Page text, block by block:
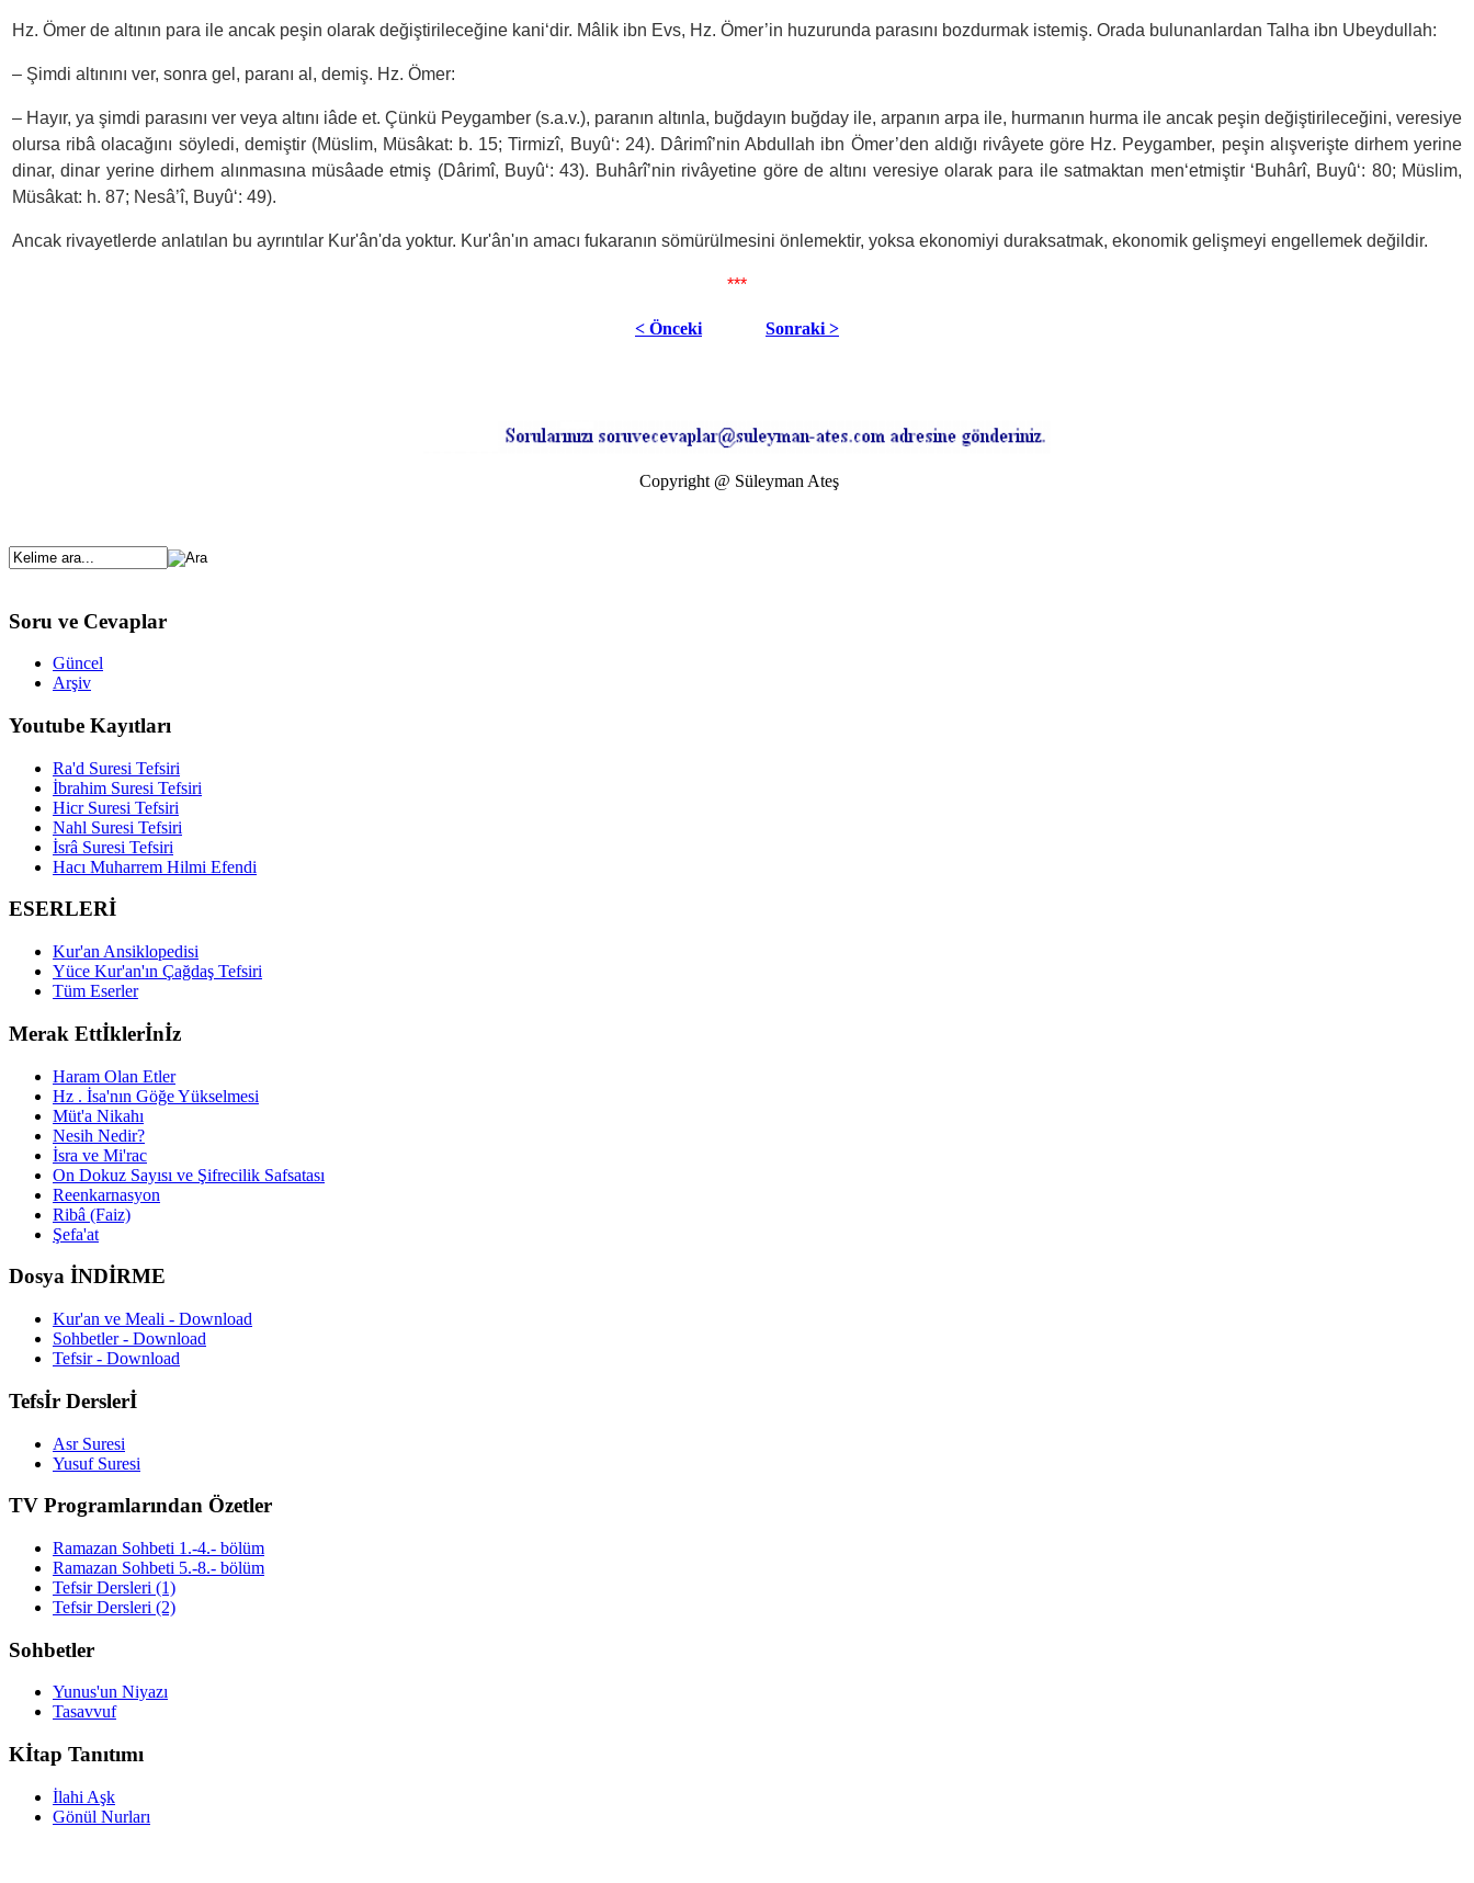
Hz. Ömer de altının para ile ancak peşin olarak değiştirileceğine kani‘dir. Mâlik ibn Evs, Hz. Ömer’in huzurunda parasını bozdurmak istemiş. Orada bulunanlardan Talha ibn Ubeydullah:
– Şimdi altınını ver, sonra gel, paranı al, demiş. Hz. Ömer:
– Hayır, ya şimdi parasını ver veya altını iâde et. Çünkü Peygamber (s.a.v.), paranın altınla, buğdayın buğday ile, arpanın arpa ile, hurmanın hurma ile ancak peşin değiştirileceğini, veresiye
olursa ribâ olacağını söyledi, demiştir (Müslim, Müsâkat: b. 15; Tirmizî, Buyû‘: 24). Dârimî’nin Abdullah ibn Ömer’den aldığı rivâyete göre Hz. Peygamber, peşin alışverişte dirhem yerine
dinar, dinar yerine dirhem alınmasına müsâade etmiş (Dârimî, Buyû‘: 43). Buhârî’nin rivâyetine göre de altını veresiye olarak para ile satmaktan men‘etmiştir ‘Buhârî, Buyû‘: 80; Müslim,
Müsâkat: h. 87; Nesâ’î, Buyû‘: 49).
Ancak rivayetlerde anlatılan bu ayrıntılar Kur'ân'da yoktur. Kur'ân'ın amacı fukaranın sömürülmesini önlemektir, yoksa ekonomiyi duraksatmak, ekonomik gelişmeyi engellemek değildir.
***
< Önceki Sonraki >
Copyright @ Süleyman Ateş
Soru ve Cevaplar
Güncel
Arşiv
Youtube Kayıtları
Ra'd Suresi Tefsiri
İbrahim Suresi Tefsiri
Hicr Suresi Tefsiri
Nahl Suresi Tefsiri
İsrâ Suresi Tefsiri
Hacı Muharrem Hilmi Efendi
ESERLERİ
Kur'an Ansiklopedisi
Yüce Kur'an'ın Çağdaş Tefsiri
Tüm Eserler
Merak Ettİklerİnİz
Haram Olan Etler
Hz . İsa'nın Göğe Yükselmesi
Müt'a Nikahı
Nesih Nedir?
İsra ve Mi'rac
On Dokuz Sayısı ve Şifrecilik Safsatası
Reenkarnasyon
Ribâ (Faiz)
Şefa'at
Dosya İNDİRME
Kur'an ve Meali - Download
Sohbetler - Download
Tefsir - Download
Tefsİr Derslerİ
Asr Suresi
Yusuf Suresi
TV Programlarından Özetler
Ramazan Sohbeti 1.-4.- bölüm
Ramazan Sohbeti 5.-8.- bölüm
Tefsir Dersleri (1)
Tefsir Dersleri (2)
Sohbetler
Yunus'un Niyazı
Tasavvuf
Kİtap Tanıtımı
İlahi Aşk
Gönül Nurları